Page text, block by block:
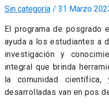
Sin categoría/ 31 Marzo
El programa de posgrado
ayuda a los estudiantes a
investigación y
integral que brinda
la comunidad
desarrolladas van en pos